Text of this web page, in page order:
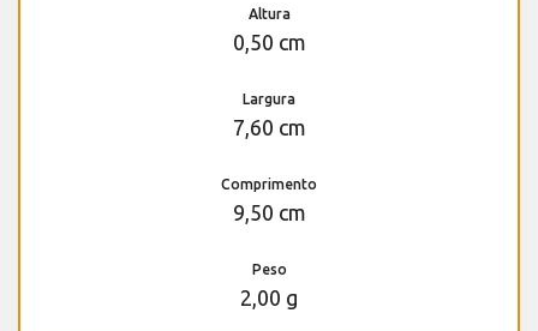
Altura
0,50 cm
Largura
7,60 cm
Comprimento
9,50 cm
Peso
2,00 g